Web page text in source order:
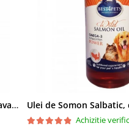
Asternut igienic pentru pisici Tofu Lavanda, Mon Petit 5 l
Achizitie